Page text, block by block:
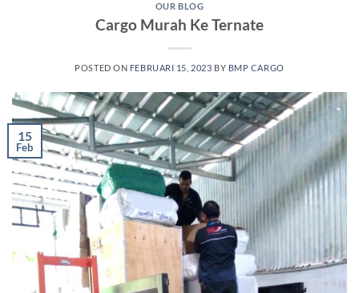
OUR BLOG
Cargo Murah Ke Ternate
POSTED ON FEBRUARI 15, 2023 BY BMP CARGO
15
Feb